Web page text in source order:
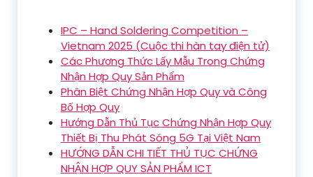
IPC – Hand Soldering Competition –
Vietnam 2025 (Cuộc thi hàn tay điện tử)
Các Phương Thức Lấy Mẫu Trong Chứng
Nhận Hợp Quy Sản Phẩm
Phân Biệt Chứng Nhận Hợp Quy và Công
Bố Hợp Quy
Hướng Dẫn Thủ Tục Chứng Nhận Hợp Quy
Thiết Bị Thu Phát Sóng 5G Tại Việt Nam
HƯỚNG DẪN CHI TIẾT THỦ TỤC CHỨNG
NHẬN HỢP QUY SẢN PHẨM ICT